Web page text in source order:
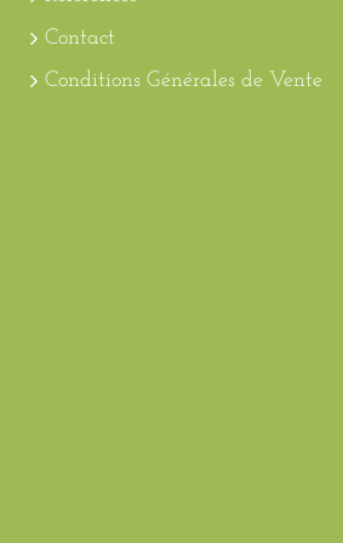
Contact
Conditions Générales de Vente